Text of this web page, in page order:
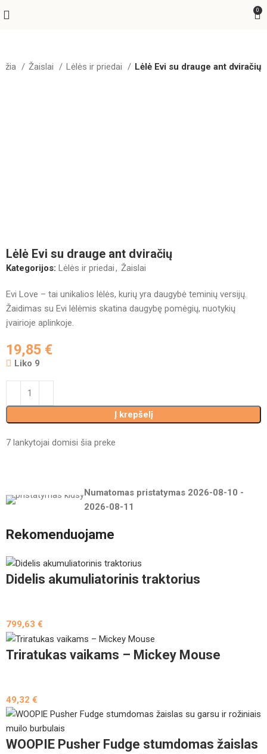
0
Žaislai Lėlės ir priedai Lėlė Evi su drauge ant dviračių
Lėlė Evi su drauge ant dviračių
Kategorijos: Lėlės ir priedai, Žaislai
Evi Love – tai unikalios lėlės, kurių yra daugybė teminių versijų.
Žaidimas su Evi lėlėmis skatina daugybę pomėgių, nuotykių
įvairioje aplinkoje.
19,85 €
Liko 9
Į krepšelį
7 lankytojai domisi šia preke
Numatomas pristatymas 2026-08-10 -
2026-08-11
Rekomenduojame
Didelis akumuliatorinis traktorius
799,63€
Triratukas vaikams – Mickey Mouse
49,32€
WOOPIE Pusher Fudge stumdomas žaislas